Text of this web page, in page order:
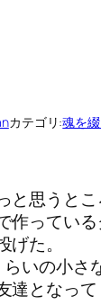
カテゴリ:魂を
と思うと
作っている
げた。
いの小さ
達となっ